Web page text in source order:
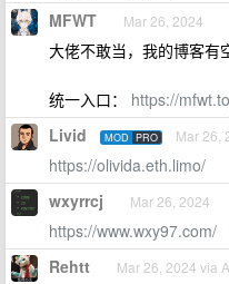
MFWT Mar 26, 2024
大佬不敢当，我的博客有
统一入口： https://
Livid MOD PRO Mar 26,
https://olivida.eth.limo/
wxyrrcj Mar 26, 2024
https://www.wxy97.com/
Rehtt Mar 26, 2024 via